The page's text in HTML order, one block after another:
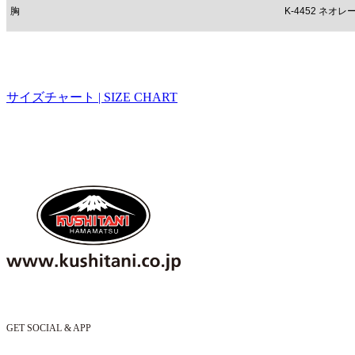
胸 K-4452 ネオレ
サイズチャート | SIZE CHART
GET SOCIAL & APP